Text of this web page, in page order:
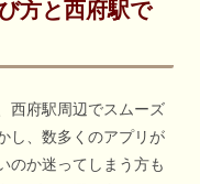
方と西府駅で
西府駅周辺でスムーズ
し、数多くのアプリが
のか迷ってしまう方も